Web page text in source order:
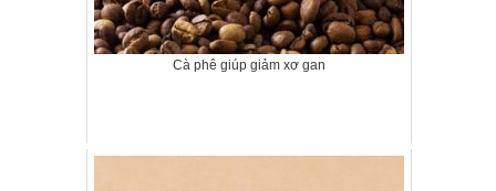
Cà phê giúp giảm xơ gan